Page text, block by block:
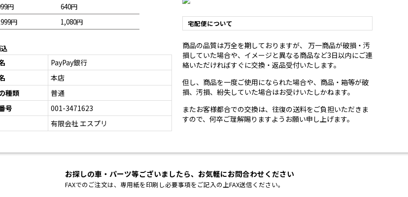
円
円
640円
1,080円
PayPay銀行
本店
種類
普通
号
001-3471623
有限会社 エスプリ
宅配便について
商品の品質は万全を期しておりますが、 万一商品が破損・汚
損していた場合や、イメージと異なる商品など3日以内にご連
絡いただければすぐに交換・返品受付いたします。
但し、商品を一度ご使用になられた場合や、商品・箱等が破
損、汚損、紛失していた場合はお受けいたしかねます。
またお客様都合での交換は、往復の送料をご負担いただきま
すので、何卒ご理解賜りますようお願い申し上げます。
お探しの車・パーツ等ございましたら、お気軽にお問合わせください
FAXでのご注文は、専用紙を印刷し必要事項をご記入の上FAX送信ください。